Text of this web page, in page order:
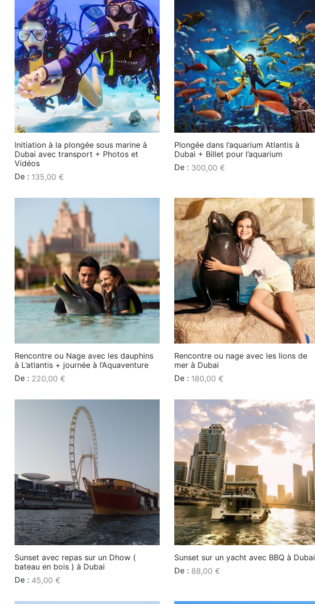
Initiation à la plongée sous marine à
Dubai avec transport + Photos et
Vidéos
De : 135,00 €
Plongée dans l’aquarium Atlantis à
Dubai + Billet pour l’aquarium
De : 300,00 €
Rencontre ou Nage avec les dauphins
à L’atlantis + journée à l’Aquaventure
De : 220,00 €
Rencontre ou nage avec les lions de
mer à Dubai
De : 180,00 €
Sunset avec repas sur un Dhow (
bateau en bois ) à Dubai
De : 45,00 €
Sunset sur un yacht avec BBQ à Dubai
De : 88,00 €